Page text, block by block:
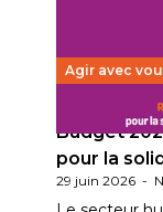
Agir avec
Budget
pour la
29 juin 2026 -